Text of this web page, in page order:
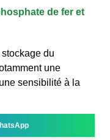
de fer et
du
une
sensibilité à la